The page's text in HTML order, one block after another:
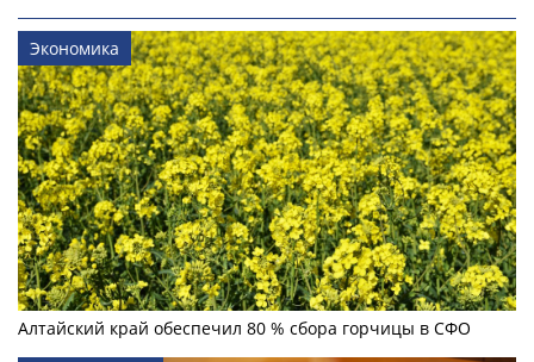
Экономика
Алтайский край обеспечил 80 % сбора горчицы в СФО